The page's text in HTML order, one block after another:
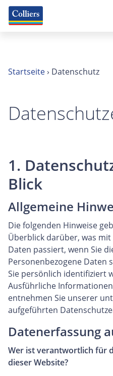
Startseite› Datenschutz
1.
Blick
Allgemeine
Die folgenden Hinweise
Überblick darüber, was
Daten passiert, wenn Sie
Personenbezogene Daten
Sie persönlich identifiziert
Ausführliche
entnehmen Sie unserer
aufgeführten
Datenerfassung
Wer ist verantwortlich für
dieser Website?